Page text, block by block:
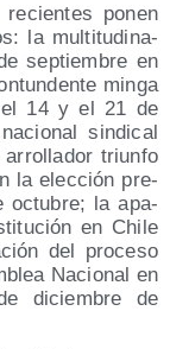
ponen
la mul­ti­tu­di­na­
sep­tiem­bre en
min­ga
el 14 y el 21 de
sin­di­cal
triun­fo
la elec­ción pre­
octu­bre; la apa­
en Chi­le
del pro­ce­so
Nacio­nal en
diciem­bre de